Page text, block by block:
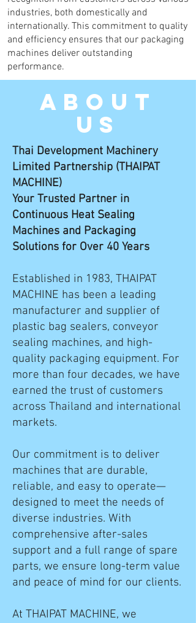
industries, both domestically and
internationally. This commitment to quality
and efficiency ensures that our packaging
machines deliver outstanding
performance.
ABOUT
US
Thai Development Machinery
Limited Partnership (THAIPAT
MACHINE)
Your Trusted Partner in
Continuous Heat Sealing
Machines and Packaging
Solutions for Over 40 Years
Established in 1983, THAIPAT
MACHINE has been a leading
manufacturer and supplier of
plastic bag sealers, conveyor
sealing machines, and high-
quality packaging equipment. For
more than four decades, we have
earned the trust of customers
across Thailand and international
markets.
Our commitment is to deliver
machines that are durable,
reliable, and easy to operate—
designed to meet the needs of
diverse industries. With
comprehensive after-sales
support and a full range of spare
parts, we ensure long-term value
and peace of mind for our clients.
At THAIPAT MACHINE, we